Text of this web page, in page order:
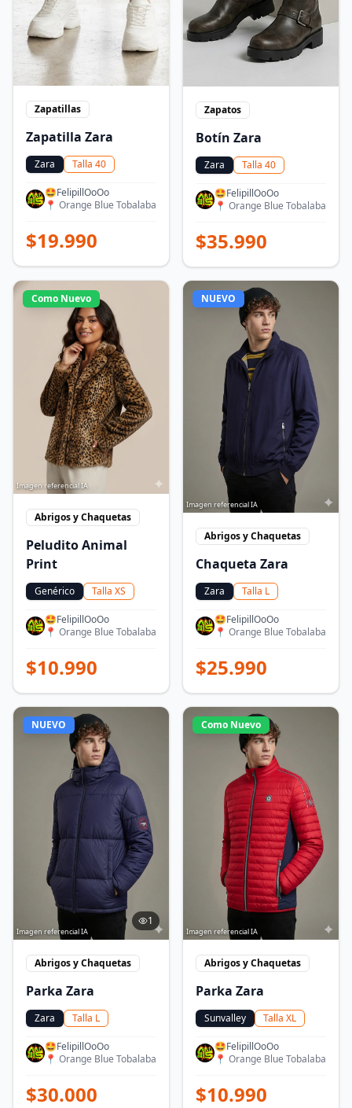
Zapatillas
Zapatilla Zara
Zara Talla 40
🤩FelipillOoOo
📍 Orange Blue Tobalaba
$19.990
Zapatos
Botín Zara
Zara Talla 40
🤩FelipillOoOo
📍 Orange Blue Tobalaba
$35.990
Imagen referencial IA
Como Nuevo
Abrigos y Chaquetas
Peludito Animal
Print
Genérico Talla XS
🤩FelipillOoOo
📍 Orange Blue Tobalaba
$10.990
Imagen referencial IA
NUEVO
Abrigos y Chaquetas
Chaqueta Zara
Zara Talla L
🤩FelipillOoOo
📍 Orange Blue Tobalaba
$25.990
Imagen referencial IA
NUEVO
1
Abrigos y Chaquetas
Parka Zara
Zara Talla L
🤩FelipillOoOo
📍 Orange Blue Tobalaba
$30.000
Imagen referencial IA
Como Nuevo
Abrigos y Chaquetas
Parka Zara
Sunvalley Talla XL
🤩FelipillOoOo
📍 Orange Blue Tobalaba
$10.990